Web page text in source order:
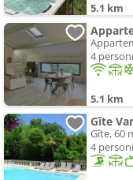
5.1 km
4
5.1 km
Gîte
Gîte, 60
4